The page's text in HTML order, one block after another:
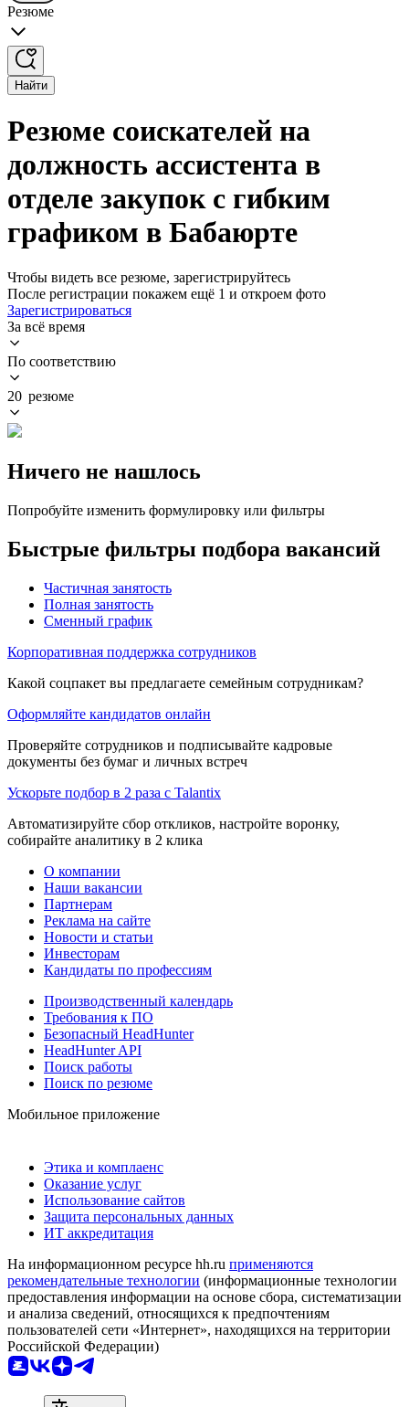
Резюме
Найти
Резюме соискателей на
должность ассистента в
отделе закупок с гибким
графиком в Бабаюрте
Чтобы видеть все резюме, зарегистрируйтесь
После регистрации покажем ещё 1 и откроем фото
Зарегистрироваться
За всё время
По соответствию
20 резюме
Ничего не нашлось
Попробуйте изменить формулировку или фильтры
Быстрые фильтры подбора вакансий
Частичная занятость
Полная занятость
Сменный график
Корпоративная поддержка сотрудников
Какой соцпакет вы предлагаете семейным сотрудникам?
Оформляйте кандидатов онлайн
Проверяйте сотрудников и подписывайте кадровые
документы без бумаг и личных встреч
Ускорьте подбор в 2 раза с Talantix
Автоматизируйте сбор откликов, настройте воронку,
собирайте аналитику в 2 клика
О компании
Наши вакансии
Партнерам
Реклама на сайте
Новости и статьи
Инвесторам
Кандидаты по профессиям
Производственный календарь
Требования к ПО
Безопасный HeadHunter
HeadHunter API
Поиск работы
Поиск по резюме
Мобильное приложение
Этика и комплаенс
Оказание услуг
Использование сайтов
Защита персональных данных
ИТ аккредитация
На информационном ресурсе hh.ru применяются
рекомендательные технологии (информационные технологии
предоставления информации на основе сбора, систематизации
и анализа сведений, относящихся к предпочтениям
пользователей сети «Интернет», находящихся на территории
Российской Федерации)